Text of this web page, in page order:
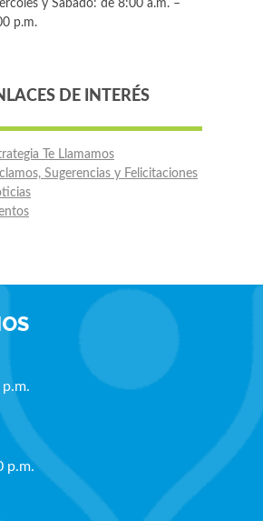
y Sábado: de 8:00 a.m. –
p.m.
DE INTERÉS
Te Llamamos
Sugerencias y Felicitaciones
p.m.